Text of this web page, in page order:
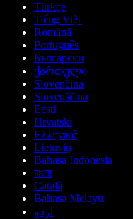
Türkçe
Tiếng Việt
Română
Português
Български
ქართული
Slovenčina
Slovenščina
Eesti
Hrvatski
Ελληνικά
Lietuvių
Bahasa Indonesia
বাংলা
Català
Bahasa Melayu
اردو